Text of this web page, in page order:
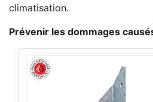
climatisation.
Prévenir les dommages